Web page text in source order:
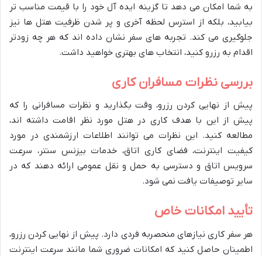
به شما امکان می دهد تا گزینه ایده آل خود را با قیمت مناسب تر
بیابید، بلکه از استرس لحظه آخری و پر شدن ظرفیت هتل ها نیز
جلوگیری می کند. تجربه های سفر نشان داده اند که هر چه زودتر
اقدام به رزرو کنید، انتخاب های بهتری خواهید داشت.
بررسی نظرات مسافران کاری
پیش از نهایی کردن رزرو، وقت بگذارید و نظرات مسافرانی را که
پیش از این با هدف کاری در هتل مورد نظر اقامت داشته اند،
مطالعه کنید. این نظرات می توانند اطلاعات ارزشمندی در مورد
کیفیت اینترنت، فضای کاری اتاق، خدمات بیزنس سنتر، سرعت
سرویس اتاق و دسترسی به حمل و نقل عمومی ارائه دهند که در
سایر توصیفات یافت نمی شود.
تأیید امکانات خاص
هر سفر کاری نیازهای منحصربه فردی دارد. پیش از نهایی کردن رزرو،
اطمینان حاصل کنید که امکانات ضروری شما مانند سرعت اینترنت